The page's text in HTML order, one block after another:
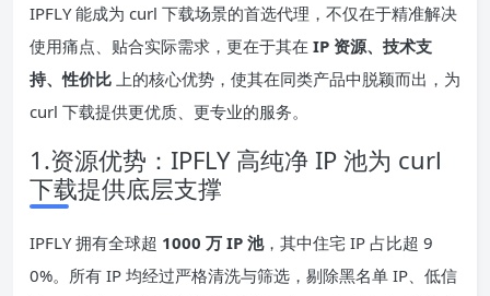
IPFLY 能成为 curl 下载场景的首选代理，不仅在于精准解决
使用痛点、贴合实际需求，更在于其在 IP 资源、技术支
持、性价比 上的核心优势，使其在同类产品中脱颖而出，为
curl 下载提供更优质、更专业的服务。
1.资源优势：IPFLY 高纯净 IP 池为 curl
下载提供底层支撑
IPFLY 拥有全球超 1000 万 IP 池，其中住宅 IP 占比超 9
0%。所有 IP 均经过严格清洗与筛选，剔除黑名单 IP、低信